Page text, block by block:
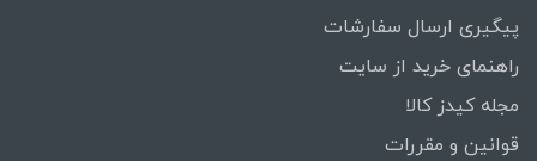
پیگیری ارسال سفارشات
راهنمای خرید از سایت
مجله کیدز کالا
قوانین و مقررات